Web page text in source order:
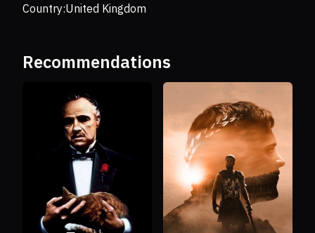
Country:United Kingdom
Recommendations